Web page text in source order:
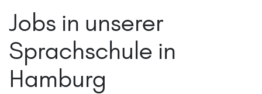
Jobs in unserer
Sprachschule in
Hamburg